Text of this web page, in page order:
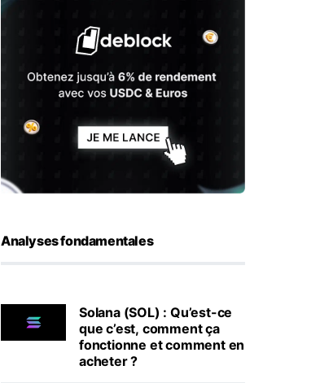
Analyses fondamentales
Solana (SOL) : Qu’est-ce
que c’est, comment ça
fonctionne et comment en
acheter ?